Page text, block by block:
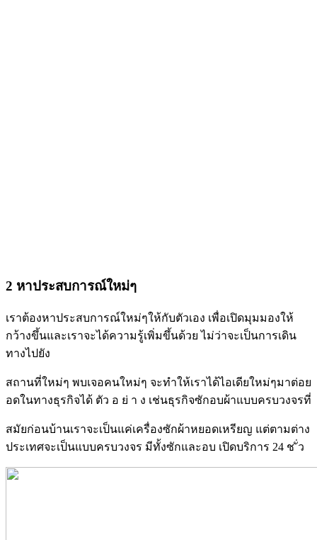
2 หาประสบการณ์ใหม่ๆ
เราต้องหาประสบการณ์ใหม่ๆให้กับตัวเอง เพื่อเปิดมุมมองให้
กว้างขึ้นและเราจะได้ความรู้เพิ่มขึ้นด้วย ไม่ว่าจะเป็นการเดิน
ทางไปยัง
สถานที่ใหม่ๆ พบเจอคนใหม่ๆ จะทำให้เราได้ไอเดียใหม่ๆมาต่อย
อดในทางธุรกิจได้ ตัว อ ย่ า ง เช่นธุรกิจซักอบผ้าแบบครบวงจรที่
สมัยก่อนบ้านเราจะเป็นแค่เครื่องซักผ้าหยอดเหรียญ แต่ตามต่าง
ประเทศจะเป็นแบบครบวงจร มีทั้งซักและอบ เปิดบริการ 24 ช ั่ว